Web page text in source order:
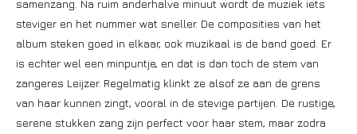
samenzang. Na ruim anderhalve minuut wordt de muziek iets
steviger en het nummer wat sneller. De composities van het
album steken goed in elkaar, ook muzikaal is de band goed. Er
is echter wel een minpuntje, en dat is dan toch de stem van
zangeres Leijzer. Regelmatig klinkt ze alsof ze aan de grens
van haar kunnen zingt, vooral in de stevige partijen. De rustige,
serene stukken zang zijn perfect voor haar stem, maar zodra